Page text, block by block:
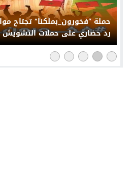
حملة “فخورون_بملكنا” تجتاح
رد حضاري على حملات التشويش